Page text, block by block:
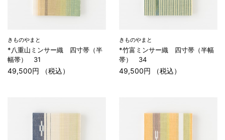
きものやまと
*八重山ミンサー織 四寸帯（半
幅帯） 31
49,500円 （税込）
きものやまと
*竹富ミンサー織 四寸帯（半幅
帯） 34
49,500円 （税込）